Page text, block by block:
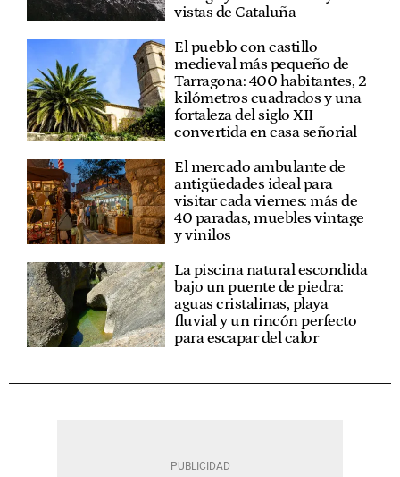
vistas de Cataluña
El pueblo con castillo
medieval más pequeño de
Tarragona: 400 habitantes, 2
kilómetros cuadrados y una
fortaleza del siglo XII
convertida en casa señorial
El mercado ambulante de
antigüedades ideal para
visitar cada viernes: más de
40 paradas, muebles vintage
y vinilos
La piscina natural escondida
bajo un puente de piedra:
aguas cristalinas, playa
fluvial y un rincón perfecto
para escapar del calor